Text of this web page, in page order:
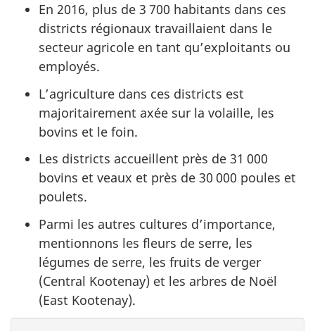
En 2016, plus de 3 700 habitants dans ces
districts régionaux travaillaient dans le
secteur agricole en tant qu’exploitants ou
employés.
L’agriculture dans ces districts est
majoritairement axée sur la volaille, les
bovins et le foin.
Les districts accueillent près de 31 000
bovins et veaux et près de 30 000 poules et
poulets.
Parmi les autres cultures d’importance,
mentionnons les fleurs de serre, les
légumes de serre, les fruits de verger
(Central Kootenay) et les arbres de Noël
(East Kootenay).